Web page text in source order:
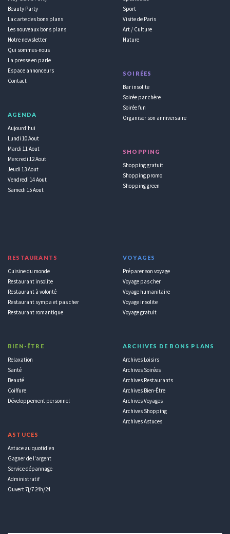
Beauty Party
La carte des bons plans
Les nouveaux bons plans
Notre newsletter
Qui sommes-nous
La presse en parle
Espace annonceurs
Contact
AGENDA
Aujourd'hui
Lundi 10 Aout
Mardi 11 Aout
Mercredi 12 Aout
Jeudi 13 Aout
Vendredi 14 Aout
Samedi 15 Aout
Sport
Visite de Paris
Art / Culture
Nature
SOIRÉES
Bar insolite
Soirée par chère
Soirée fun
Organiser son anniversaire
SHOPPING
Shopping gratuit
Shopping promo
Shopping green
RESTAURANTS
Cuisine du monde
Restaurant insolite
Restaurant à volonté
Restaurant sympa et pas cher
Restaurant romantique
BIEN-ÊTRE
Relaxation
Santé
Beauté
Coiffure
Développement personnel
ASTUCES
Astuce au quotidien
Gagner de l'argent
Service dépannage
Administratif
Ouvert 7j/7 24h/24
VOYAGES
Préparer son voyage
Voyage pas cher
Voyage humanitaire
Voyage insolite
Voyage gratuit
ARCHIVES DE BONS PLANS
Archives Loisirs
Archives Soirées
Archives Restaurants
Archives Bien-Être
Archives Voyages
Archives Shopping
Archives Astuces